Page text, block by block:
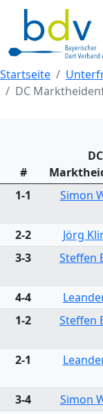
Startseite
DC
#
DC
1-1
Simon
2-2 Jörg
3-3
Steffen
4-4
1-2
Steffen
2-1
3-4 Simon